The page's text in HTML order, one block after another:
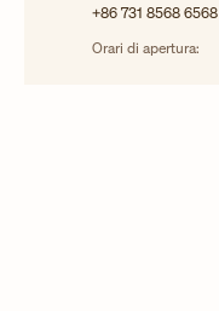
+86 731 8568 6568
Orari di apertura: